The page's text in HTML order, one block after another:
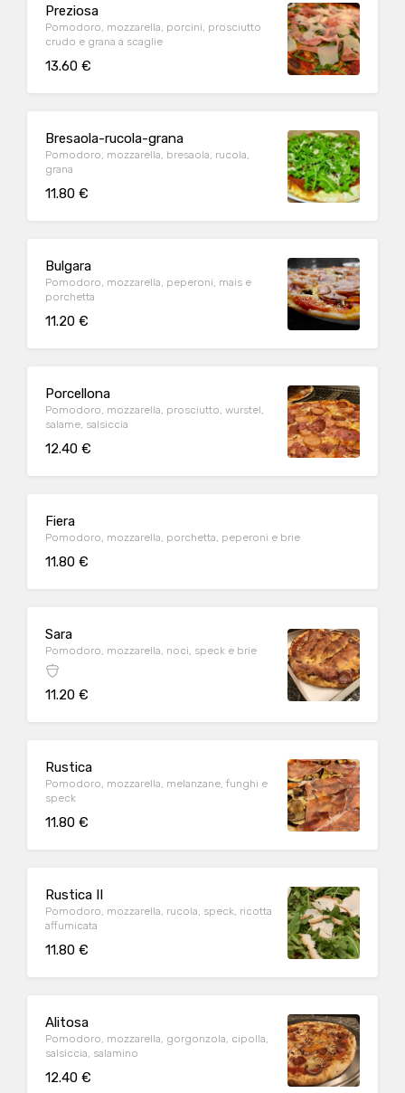
Preziosa
Pomodoro, mozzarella, porcini, prosciutto
crudo e grana a scaglie
13.60 €
Bresaola-rucola-grana
Pomodoro, mozzarella, bresaola, rucola,
grana
11.80 €
Bulgara
Pomodoro, mozzarella, peperoni, mais e
porchetta
11.20 €
Porcellona
Pomodoro, mozzarella, prosciutto, wurstel,
salame, salsiccia
12.40 €
Fiera
Pomodoro, mozzarella, porchetta, peperoni e brie
11.80 €
Sara
Pomodoro, mozzarella, noci, speck e brie
11.20 €
Rustica
Pomodoro, mozzarella, melanzane, funghi e
speck
11.80 €
Rustica II
Pomodoro, mozzarella, rucola, speck, ricotta
affumicata
11.80 €
Alitosa
Pomodoro, mozzarella, gorgonzola, cipolla,
salsiccia, salamino
12.40 €